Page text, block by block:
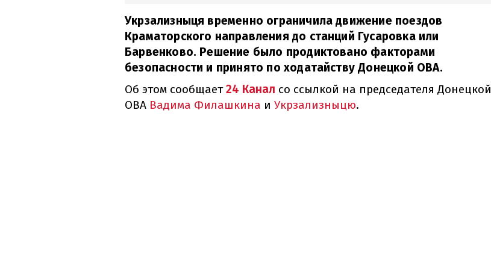
Укрзализныця временно ограничила движение поездов
Краматорского направления до станций Гусаровка или
Барвенково. Решение было продиктовано факторами
безопасности и принято по ходатайству Донецкой ОВА.
Об этом сообщает24 Канал со ссылкой на председателя Донецкой
ОВА Вадима Филашкина и Укрзализныцю.